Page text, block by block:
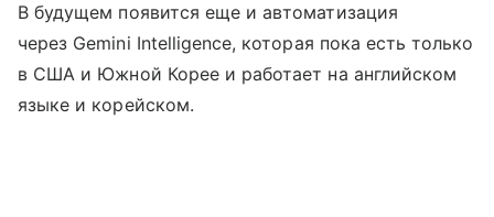
В будущем появится еще и автоматизация
через Gemini Intelligence, которая пока есть только
в США и Южной Корее и работает на английском
языке и корейском.